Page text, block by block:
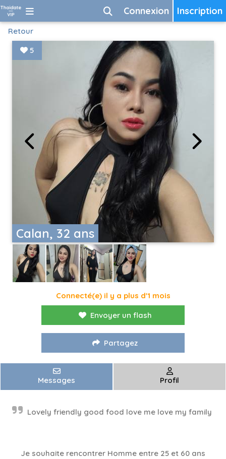
Inscription
Connexion
Retour
Calan, 32 ans
5
Connecté(e) il y a plus d'1 mois
Envoyer un flash
Partagez
Messages Profil
Lovely friendly good food love me love my family
Je souhaite rencontrer Homme entre 25 et 60 ans